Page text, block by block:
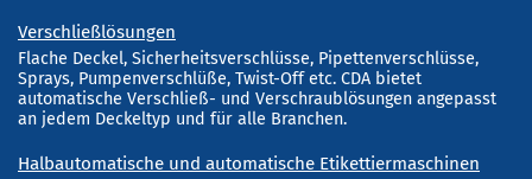
Verschließlösungen
Flache Deckel, Sicherheitsverschlüsse, Pipettenverschlüsse,
Sprays, Pumpenverschlüße, Twist-Off etc. CDA bietet
automatische Verschließ- und Verschraublösungen angepasst
an jedem Deckeltyp und für alle Branchen.
Halbautomatische und automatische Etikettiermaschinen